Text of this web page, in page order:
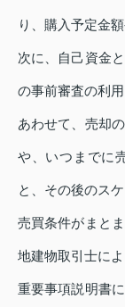
り、購入予定金
次に、自己資金
の事前審査の利
あわせて、売却
や、いつまでに
と、その後のス
売買条件がまと
地建物取引士に
重要事項説明書